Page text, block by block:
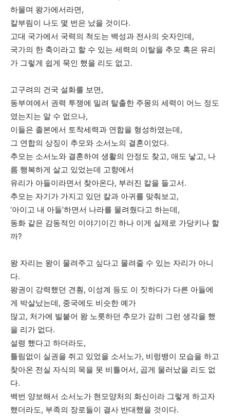
하물며 왕가에서라면,
칼부림이 나도 몇 번은 났을 것이다.
고대 국가에서 국력의 척도는 백성과 전사의 숫자인데,
국가의 한 축이라고 할 수 있는 세력의 이탈을 추모 혹은 유리
가 그렇게 쉽게 묵인 했을 리도 없고.
고구려의 건국 설화를 보면,
동부여에서 권력 투쟁에 밀려 탈출한 주몽의 세력이 어느 정도
였는지는 알 수 없으나,
이들은 졸본에서 토착세력과 연합을 형성하였는데,
그 연합의 상징이 추모와 소서노의 결혼이었다.
추모는 소서노와 결혼하여 생활의 안정도 찾고, 애도 낳고, 나
름 행복하게 살고 있었는데 고향에서
유리가 아들이라면서 찾아온다, 부러진 칼을 들고서.
추모는 자기가 가지고 있던 칼과 아귀를 맞춰보고,
‘아이고 내 아들’하면서 나라를 물려줬다고 하는데,
동화 같은 감동적인 이야기이긴 하나 이게 실제로 가당키나 할
까?
왕 자리는 왕이 물려주고 싶다고 물려줄 수 있는 자리가 아니
다.
왕권이 강력했던 견훤, 이성계 등도 이 짓하다가 다른 아들에
게 박살났는데, 중국에도 비슷한 예가
많고, 처가에 빌붙어 왕 노릇하던 추모가 감히 그런 생각을 했
을 리가 없다.
설령 했다고 하더라도,
틀림없이 실권을 쥐고 있었을 소서노가, 비렁뱅이 모습을 하고
찾아온 전실 자식의 목을 못 비틀어서, 곱게 물러났을 리도 없
다.
백번 양보해서 소서노가 현모양처의 화신이라 그렇게 하고자
했더라도, 부족의 장로들이 결사 반대했을 것이다.